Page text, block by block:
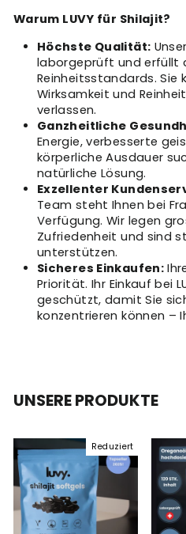
Warum LUVY für Shilajit?
Höchste Qualität:
laborgeprüft und erfüllt
Reinheitsstandards. Sie
Wirksamkeit und
verlassen.
Ganzheitliche
Energie, verbesserte
körperliche Ausdauer
natürliche Lösung.
Exzellenter
Team steht Ihnen bei
Verfügung. Wir legen
Zufriedenheit und sind
unterstützen.
Sicheres Einkaufen:
Priorität. Ihr Einkauf bei
geschützt, damit Sie
konzentrieren können –
UNSERE PRODUKTE
Reduziert